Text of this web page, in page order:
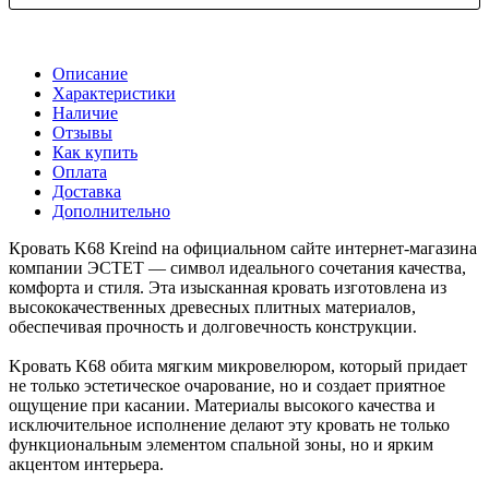
Описание
Характеристики
Наличие
Отзывы
Как купить
Оплата
Доставка
Дополнительно
Кровать K68 Kreind на официальном сайте интернет-магазина
компании ЭСТЕТ — символ идеального сочетания качества,
комфорта и стиля. Эта изысканная кровать изготовлена из
высококачественных древесных плитных материалов,
обеспечивая прочность и долговечность конструкции.
Kровать K68 обита мягким микровелюром, который придает
не только эстетическое очарование, но и создает приятное
ощущение при касании. Материалы высокого качества и
исключительное исполнение делают эту кровать не только
функциональным элементом спальной зоны, но и ярким
акцентом интерьера.